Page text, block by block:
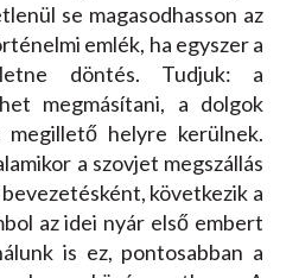
se magasodhasson az
emlék, ha egyszer a
döntés. Tudjuk: a
megmásítani, a dolgok
helyre kerülnek.
a szovjet megszállás
következik a
az idei nyár első embert
is ez, pontosabban a